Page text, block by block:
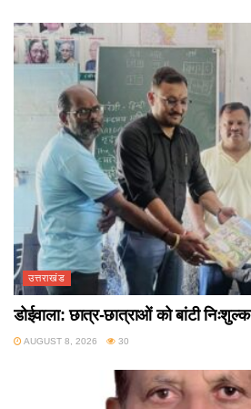
उत्तराखंड
डोईवाला: छात्र-छात्राओं को बांटी
AUGUST 8, 2026 30